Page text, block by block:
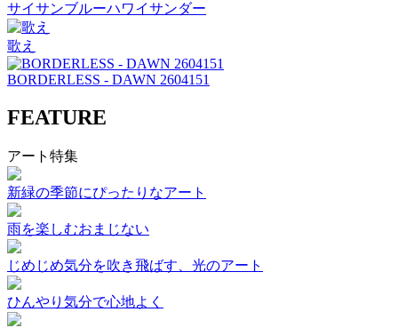
サイサンブルーハワイサンダー
歌え
BORDERLESS - DAWN 2604151
FEATURE
アート特集
新緑の季節にぴったりなアート
雨を楽しむおまじない
じめじめ気分を吹き飛ばす、光のアート
ひんやり気分で心地よく